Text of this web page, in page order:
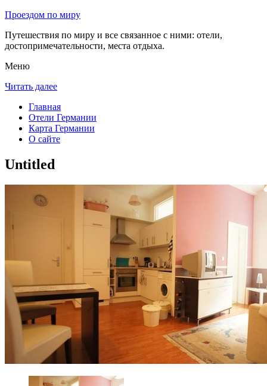
Проездом по миру
Путешествия по миру и все связанное с ними: отели,
достопримечательности, места отдыха.
Меню
Читать далее
Главная
Отели Германии
Карта Германии
О сайте
Untitled